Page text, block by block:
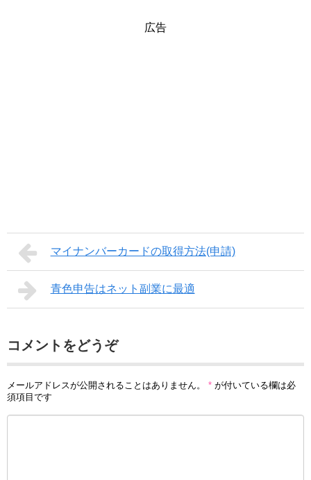
広告
マイナンバーカードの取得方法(申請)
青色申告はネット副業に最適
コメントをどうぞ
メールアドレスが公開されることはありません。 * が付いている欄は必
須項目です